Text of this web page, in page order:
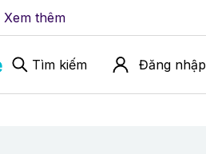
Xem thêm
Tìm kiếm Đăng nhập